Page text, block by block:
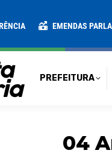
EMENDAS
PREFEITURA
04